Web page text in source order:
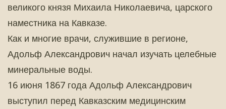
великого князя Михаила Николаевича, царского
наместника на Кавказе.
Как и многие врачи, служившие в регионе,
Адольф Александрович начал изучать целебные
минеральные воды.
16 июня 1867 года Адольф Александрович
выступил перед Кавказским медицинским